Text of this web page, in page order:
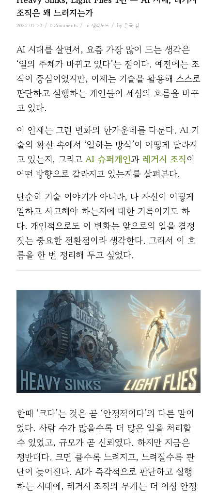
조직은 왜 느려지는가
2026-01-23 / 0 Comments / in 생각노트 / by 은국 김
AI 시대를 살면서, 요즘 가장 많이 드는 생각은
‘일의 주체가 바뀌고 있다’는 점이다. 예전에는 조
직이 중심이었지만, 이제는 기술을 활용해 스스로
판단하고 실행하는 개인들이 세상의 흐름을 바꾸
고 있다.
이 연재는 그런 변화의 한가운데를 다룬다. AI 기
술의 확산 속에서 ‘일하는 방식’이 어떻게 달라지
고 있는지, 그리고 AI 슈퍼개인과 레거시 조직이
어떤 방향으로 갈라지고 있는지를 살펴본다.
단순히 기술 이야기가 아니라, 나 자신이 어떻게
일하고 사고해야 하는지에 대한 기록이기도 하
다. 개인적으로도 이 변화는 앞으로의 일을 결정
짓는 중요한 전환점이라 생각한다. 그래서 이 흐
름을 한 번 정리해 두고 싶었다.
한때 ‘크다’는 것은 곧 ‘안정적이다’의 다른 말이
었다. 사람 수가 많을수록 더 많은 일을 처리할
수 있었고, 규모가 곧 신뢰였다. 하지만 지금은
정반대다. 크면 클수록 느려지고, 느려질수록 판
단이 늦어진다. AI가 즉각적으로 판단하고 실행
하는 시대에, 레거시 조직의 무게는 더 이상 안정